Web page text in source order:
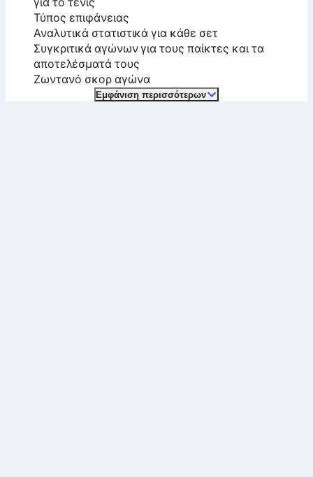
Τύπος επιφάνειας
Αναλυτικά στατιστικά για κάθε σετ
Συγκριτικά αγώνων για τους παίκτες και τα
αποτελέσματά τους
Ζωντανό σκορ αγώνα
Εμφάνιση περισσότερων